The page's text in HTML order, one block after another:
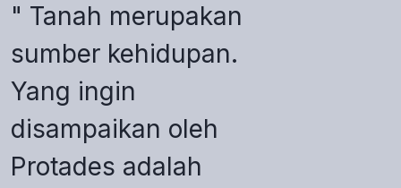
" Tanah merupakan
sumber kehidupan.
Yang ingin
disampaikan oleh
Protades adalah